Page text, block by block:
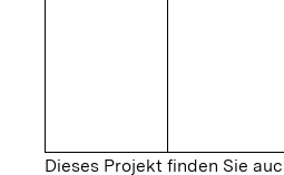
Dieses Projekt finden Sie